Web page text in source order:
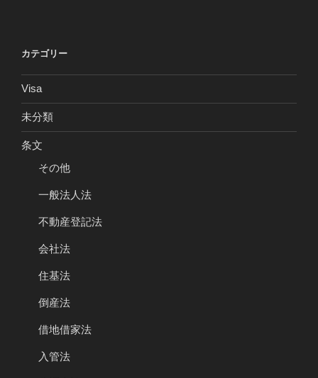
カテゴリー
Visa
未分類
条文
その他
一般法人法
不動産登記法
会社法
住基法
倒産法
借地借家法
入管法